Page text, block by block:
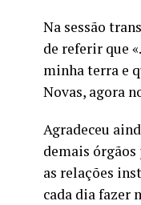
Na sessão
de referir que
minha terra e
Novas, agora
Agradeceu
demais
as relações
cada dia fazer